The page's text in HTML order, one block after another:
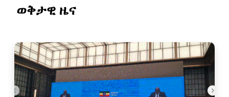
ወቅታዊ ዜና